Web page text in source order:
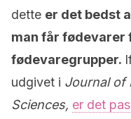
dette er det bedst
man får fødevarer
fødevaregrupper.
udgivet i Journal of
Sciences, er det